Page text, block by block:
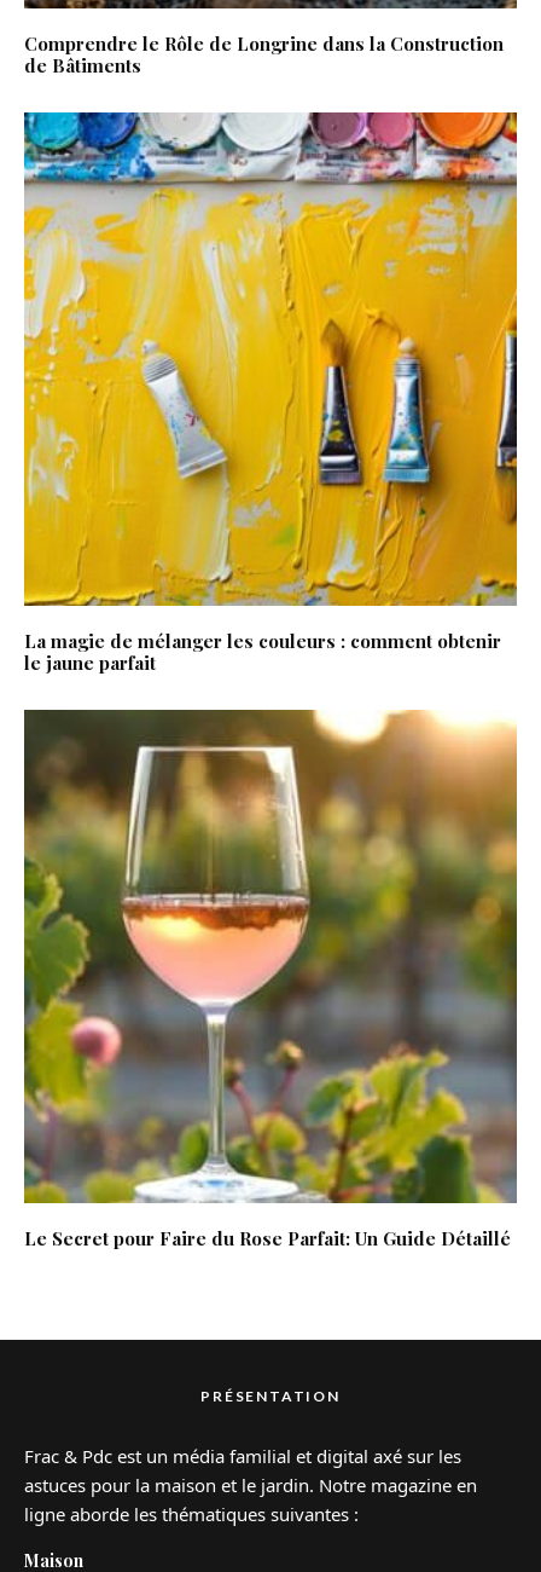
Comprendre le Rôle de Longrine dans la Construction
de Bâtiments
La magie de mélanger les couleurs : comment obtenir
le jaune parfait
Le Secret pour Faire du Rose Parfait: Un Guide Détaillé
PRÉSENTATION
Frac & Pdc est un média familial et digital axé sur les
astuces pour la maison et le jardin. Notre magazine en
ligne aborde les thématiques suivantes :
Maison